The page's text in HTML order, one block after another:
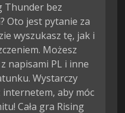
Thunder bez
Oto jest pytanie za
wyszukasz tę, jak i
Możesz
napisami PL i inne
Wystarczy
internetem, aby móc
Cała gra Rising